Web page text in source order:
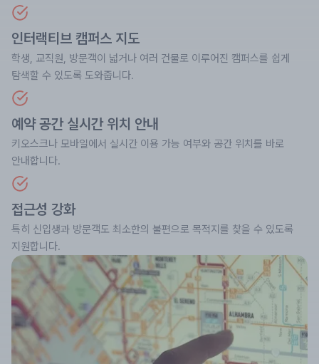
인터랙티브 캠퍼스 지도
학생, 교직원, 방문객이 넓거나 여러 건물로 이루어진 캠퍼스를 쉽게
탐색할 수 있도록 도와줍니다.
예약 공간 실시간 위치 안내
키오스크나 모바일에서 실시간 이용 가능 여부와 공간 위치를 바로
안내합니다.
접근성 강화
특히 신입생과 방문객도 최소한의 불편으로 목적지를 찾을 수 있도록
지원합니다.